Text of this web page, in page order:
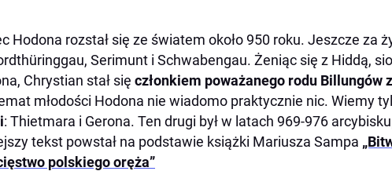
Hodona rozstał się ze światem około 950 roku. Jeszcze za
Serimunt i Schwabengau. Żeniąc się z Hiddą,
Chrystian stał się członkiem poważanego rodu Billungów
młodości Hodona nie wiadomo praktycznie nic. Wiemy
: Thietmara i Gerona. Ten drugi był w latach 969-976
tekst powstał na podstawie książki Mariusza Sampa
polskiego oręża”